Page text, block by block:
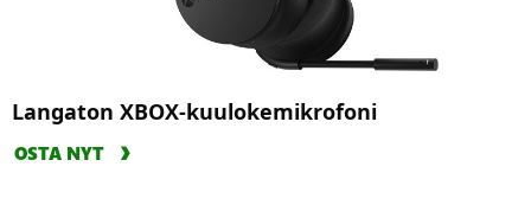
Langaton XBOX-kuulokemikrofoni
OSTA NYT